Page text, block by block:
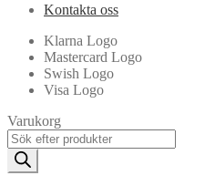
Kontakta oss
Klarna Logo
Mastercard Logo
Swish Logo
Visa Logo
Varukorg
Products
search